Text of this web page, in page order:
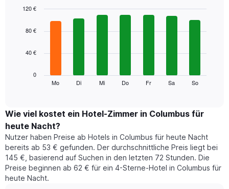
Diagramm
die
Monate
hat
1
Y-
Achse,
die
den
durchschnittlichen
Zimmerpreis
chart
bars.
den
durchschnittlichen
Preis
eines
Zimmers
für
den
jeweiligen
Mo Di Mi Do Fr Sa So
0
40 €
80 €
120 €
Wie viel kostet ein Hotel-Zimmer in Columbus für
heute Nacht?
Nutzer haben Preise ab Hotels in Columbus für heute Nacht
bereits ab 53 € gefunden. Der durchschnittliche Preis liegt bei
145 €, basierend auf Suchen in den letzten 72 Stunden. Die
Preise beginnen ab 62 € für ein 4-Sterne-Hotel in Columbus für
heute Nacht.